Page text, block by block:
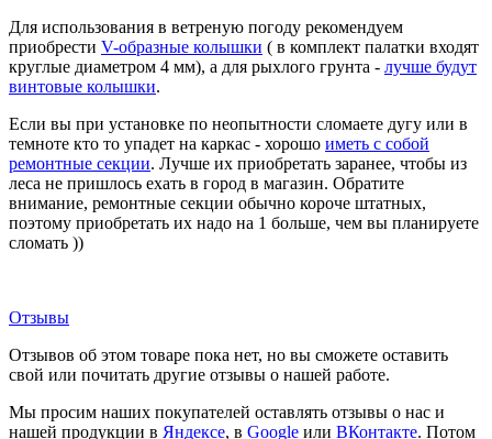
Для использования в ветреную погоду рекомендуем
приобрести V-образные колышки ( в комплект палатки входят
круглые диаметром 4 мм), а для рыхлого грунта - лучше будут
винтовые колышки.
Если вы при установке по неопытности сломаете дугу или в
темноте кто то упадет на каркас - хорошо иметь с собой
ремонтные секции. Лучше их приобретать заранее, чтобы из
леса не пришлось ехать в город в магазин. Обратите
внимание, ремонтные секции обычно короче штатных,
поэтому приобретать их надо на 1 больше, чем вы планируете
сломать ))
Отзывы
Отзывов об этом товаре пока нет, но вы сможете оставить
свой или почитать другие отзывы о нашей работе.
Мы просим наших покупателей оставлять отзывы о нас и
нашей продукции в Яндексе, в Google или ВКонтакте. Потом